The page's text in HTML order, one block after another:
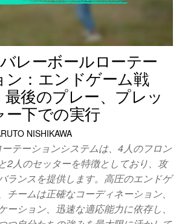
レーボールローテー
ン：エンドゲーム戦
最後のプレー、プレッ
ー下での実行
NISHIKAWA
テーションシステムは、4人のフロン
2人のセッターを特徴としており、攻
ランスを提供します。高圧のエンドゲ
チームは正確なコーディネーション、
ーション、迅速な適応能力に依存し、